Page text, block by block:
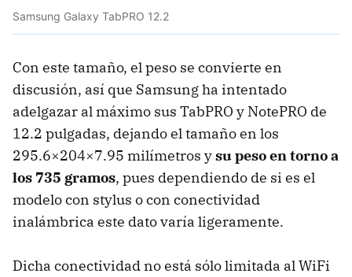
Samsung Galaxy TabPRO 12.2
Con este tamaño, el peso se convierte en
discusión, así que Samsung ha intentado
adelgazar al máximo sus TabPRO y NotePRO de
12.2 pulgadas, dejando el tamaño en los
295.6×204×7.95 milímetros ysu peso en torno a
los 735 gramos, pues dependiendo de si es el
modelo con stylus o con conectividad
inalámbrica este dato varía ligeramente.
Dicha conectividad no está sólo limitada al WiFi